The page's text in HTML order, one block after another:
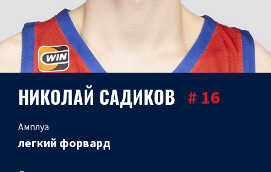
НИКОЛАЙ САДИКОВ # 16
Амплуа
легкий форвард